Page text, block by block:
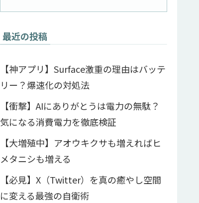
最近の投稿
【神アプリ】Surface激重の理由はバッテ
リー？爆速化の対処法
【衝撃】AIにありがとうは電力の無駄？
気になる消費電力を徹底検証
【大増殖中】アオウキクサも増えればヒ
メタニシも増える
【必見】X（Twitter）を真の癒やし空間
に変える最強の自衛術